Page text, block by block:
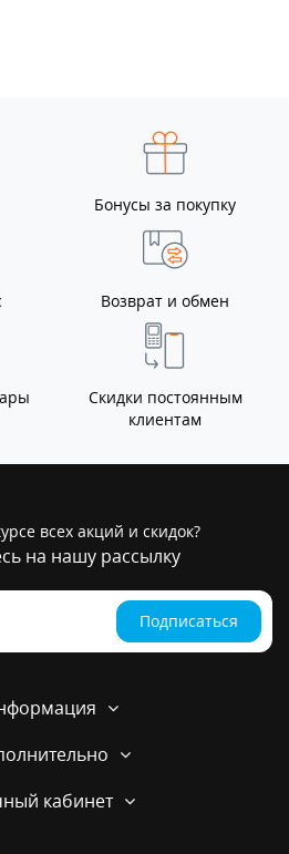
Бонусы за покупку
Возврат и обмен
Скидки постоянным
клиентам
всех акций и скидок?
на нашу рассылку
Подписаться
кабинет